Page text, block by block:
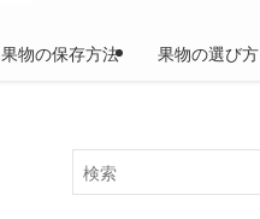
果物の保存方法 果物の選び方